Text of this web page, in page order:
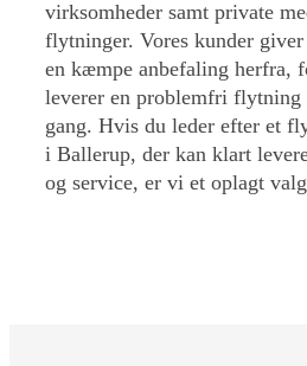
virksomheder samt private
flytninger. Vores kunder
en kæmpe anbefaling herfra,
leverer en problemfri flytning
gang. Hvis du leder efter et
i Ballerup, der kan klart
og service, er vi et oplagt